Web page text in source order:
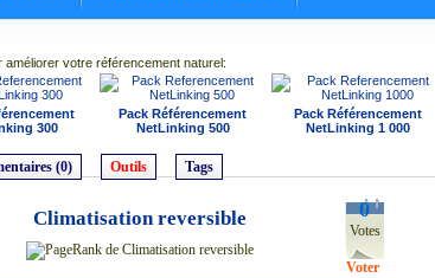
améliorer votre référencement naturel:
300
Pack Référencement
NetLinking 500
Pack Référencement
NetLinking 1 000
(0) Outils Tags
Climatisation reversible 0
Votes
Voter